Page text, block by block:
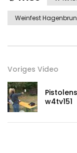
Weinfest
Voriges Video
w4tv151